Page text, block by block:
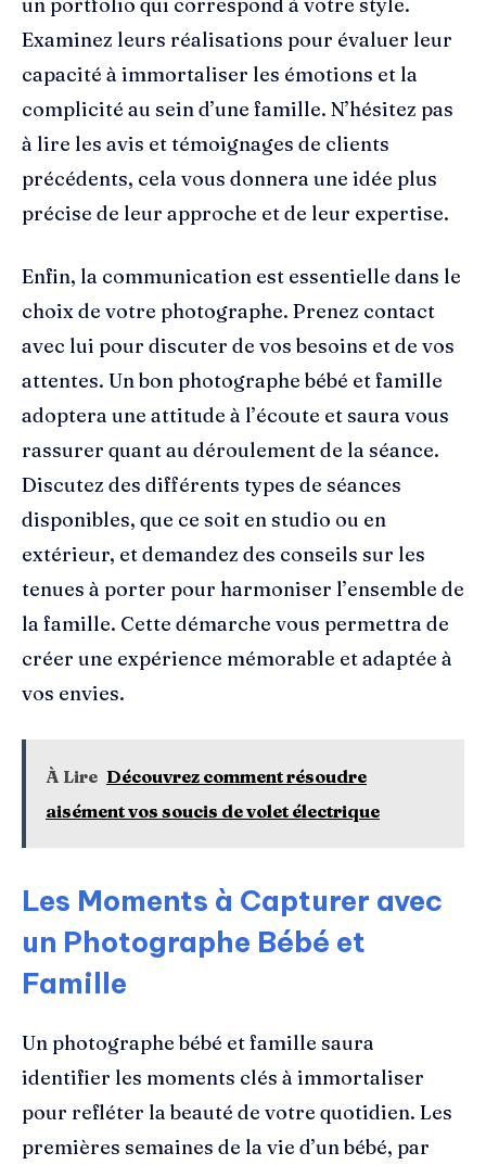
Examinez leurs réalisations pour évaluer leur
capacité à immortaliser les émotions et la
complicité au sein d’une famille. N’hésitez pas
à lire les avis et témoignages de clients
précédents, cela vous donnera une idée plus
précise de leur approche et de leur expertise.
Enfin, la communication est essentielle dans le
choix de votre photographe. Prenez contact
avec lui pour discuter de vos besoins et de vos
attentes. Un bon photographe bébé et famille
adoptera une attitude à l’écoute et saura vous
rassurer quant au déroulement de la séance.
Discutez des différents types de séances
disponibles, que ce soit en studio ou en
extérieur, et demandez des conseils sur les
tenues à porter pour harmoniser l’ensemble de
la famille. Cette démarche vous permettra de
créer une expérience mémorable et adaptée à
vos envies.
À Lire Découvrez comment résoudre
aisément vos soucis de volet électrique
Les Moments à Capturer avec
un Photographe Bébé et
Famille
Un photographe bébé et famille saura
identifier les moments clés à immortaliser
pour refléter la beauté de votre quotidien. Les
premières semaines de la vie d’un bébé, par